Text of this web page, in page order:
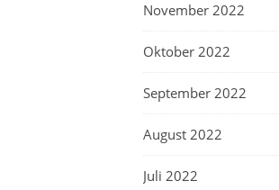
November 2022
Oktober 2022
September 2022
August 2022
Juli 2022